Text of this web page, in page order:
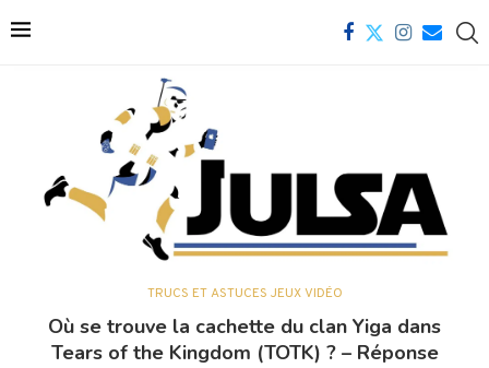
TRUCS ET ASTUCES JEUX VIDÉO
Où se trouve la cachette du clan Yiga dans
Tears of the Kingdom (TOTK) ? – Réponse